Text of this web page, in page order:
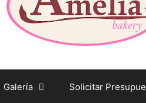
Galería Solicitar